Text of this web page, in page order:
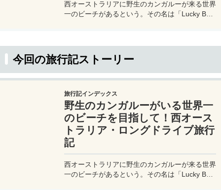
西オーストラリアに野生のカンガルーが来る世界
一のビーチがあるという。その名は「Lucky Bay
カーを使ってセルフドライブで向かうというのだ
から、これはもう旅行でなくて冒険だ。
今回の旅行記ストーリー
旅行記インデックス
野生のカンガルーがいる世界一
のビーチを目指して！西オース
トラリア・ロングドライブ旅行
記
西オーストラリアに野生のカンガルーが来る世界
一のビーチがあるという。その名は「Lucky Bay